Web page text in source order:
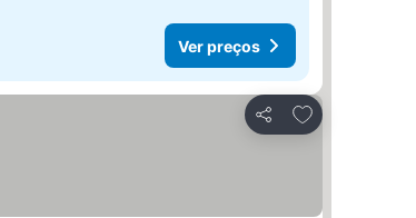
Ver preços
Partilhar
Adicionar aos